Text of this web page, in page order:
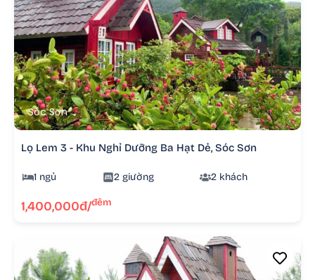
Sóc Sơn
Lọ Lem 3 - Khu Nghỉ Dưỡng Ba Hạt Dẻ, Sóc Sơn
1 ngủ 2 giường 2 khách
1,400,000đ/đêm